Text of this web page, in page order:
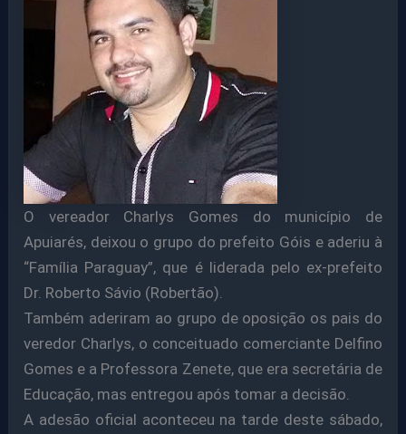
O vereador Charlys Gomes do município de
Apuiarés, deixou o grupo do prefeito Góis e aderiu à
“Família Paraguay”, que é liderada pelo ex-prefeito
Dr. Roberto Sávio (Robertão).
Também aderiram ao grupo de oposição os pais do
veredor Charlys, o conceituado comerciante Delfino
Gomes e a Professora Zenete, que era secretária de
Educação, mas entregou após tomar a decisão.
A adesão oficial aconteceu na tarde deste sábado,